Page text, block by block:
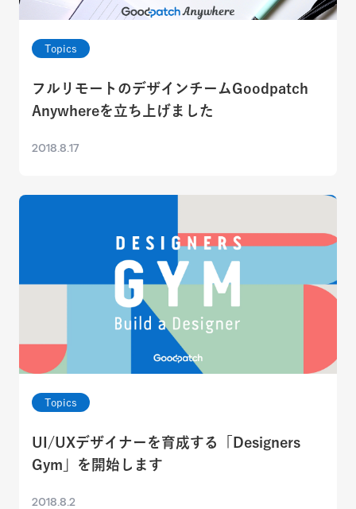
Topics
フルリモートのデザインチームGoodpatch
Anywhereを立ち上げました
2018.8.17
Topics
UI/UXデザイナーを育成する「Designers
Gym」を開始します
2018.8.2